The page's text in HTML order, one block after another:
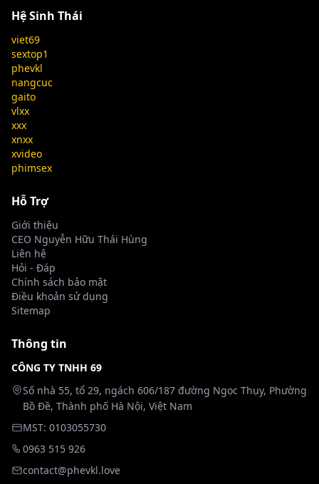
Full HD
Full HD
Full HD
👁 347 lượt xem
Full HD
00:29
tinh thật vào âm hộ đỉnh cao
👁 286 lượt xem
Hệ Sinh Thái
viet69
sextop1
phevkl
nangcuc
gaito
vlxx
xxx
xnxx
xvideo
phimsex
Hỗ Trợ
Giới thiệu
CEO Nguyễn Hữu Thái Hùng
Liên hệ
Hỏi - Đáp
Chính sách bảo mật
Điều khoản sử dụng
Sitemap
Thông tin
CÔNG TY TNHH 69
Số nhà 55, tổ 29, ngách 606/187 đường Ngọc Thụy, Phường
Bồ Đề, Thành phố Hà Nội, Việt Nam
MST: 0103055730
0963 515 926
contact@phevkl.love